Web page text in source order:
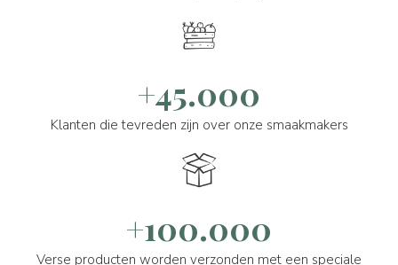
+45.000
Klanten die tevreden zijn over onze smaakmakers
+100.000
Verse producten worden verzonden met een speciale